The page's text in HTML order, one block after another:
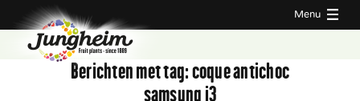
Menu
Berichten met tag:coque antichoc
samsung j3